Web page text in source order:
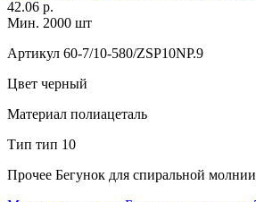
42.06 р.
Мин. 2000 шт
Артикул 60-7/10-580/ZSP10NP.9
Цвет черный
Материал полиацеталь
Тип тип 10
Прочее Бегунок для спиральной